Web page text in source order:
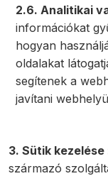
2.6. Analitikai
információkat
hogyan
oldalakat
segítenek a
javítani
3. Sütik kezelése
származó